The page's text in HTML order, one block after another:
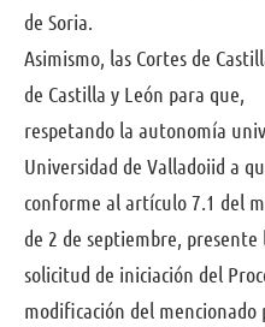
de Soria.
Asimismo, las Cortes de
de Castilla y León para que,
respetando la autonomía
Universidad de Valladoiid a
conforme al artículo 7.1 del
de 2 de septiembre, presente
solicitud de iniciación del
modificación del mencionado